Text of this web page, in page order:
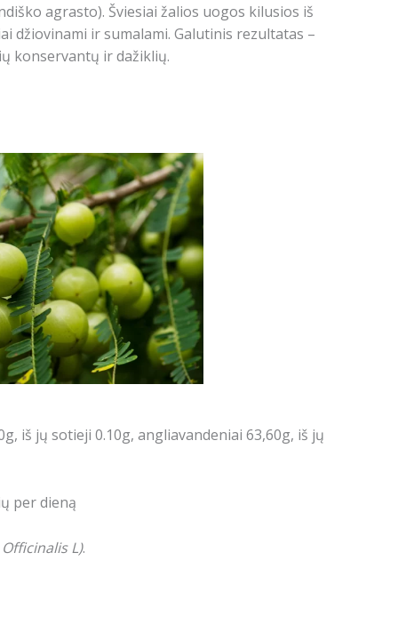
agrasto). Šviesiai žalios uogos kilusios iš
džiovinami ir sumalami. Galutinis rezultatas –
konservantų ir dažiklių.
iš jų sotieji 0.10g, angliavandeniai 63,60g, iš jų
per dieną
L).